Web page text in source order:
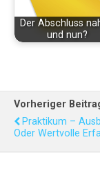
Der Abschluss
und nun?
Vorheriger
Praktikum –
Oder Wertvolle